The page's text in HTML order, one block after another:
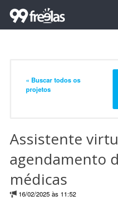
« Buscar todos os
projetos
Assistente
agendamento
médicas
16/02/2025 às 11:52